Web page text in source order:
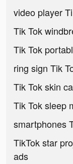
video player
Tik Tok
Tik Tok
ring sign Tik
Tik Tok skin
Tik Tok sleep
smartphones
TikTok star
ads